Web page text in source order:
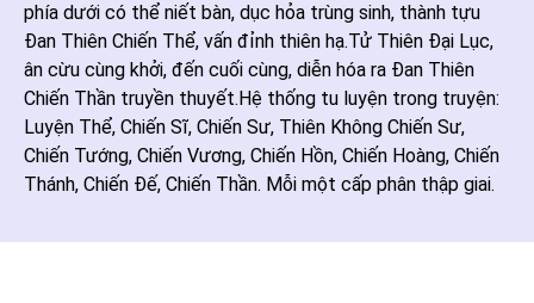
phía dưới có thể niết bàn, dục hỏa trùng sinh, thành tựu
Đan Thiên Chiến Thể, vấn đỉnh thiên hạ.Tử Thiên Đại Lục,
ân cừu cùng khởi, đến cuối cùng, diễn hóa ra Đan Thiên
Chiến Thần truyền thuyết.Hệ thống tu luyện trong truyện:
Luyện Thể, Chiến Sĩ, Chiến Sư, Thiên Không Chiến Sư,
Chiến Tướng, Chiến Vương, Chiến Hồn, Chiến Hoàng, Chiến
Thánh, Chiến Đế, Chiến Thần. Mỗi một cấp phân thập giai.